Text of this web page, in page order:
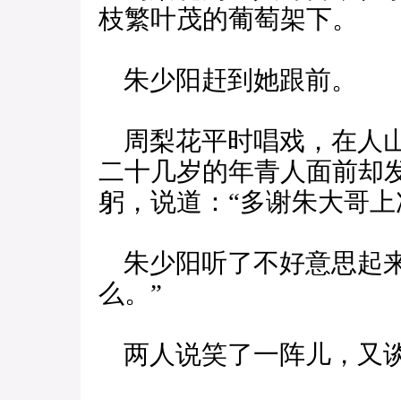
枝繁叶茂的葡萄架下。
朱少阳赶到她跟前。
周梨花平时唱戏，在人
二十几岁的年青人面前却
躬，说道：“多谢朱大哥
朱少阳听了不好意思起
么。”
两人说笑了一阵儿，又